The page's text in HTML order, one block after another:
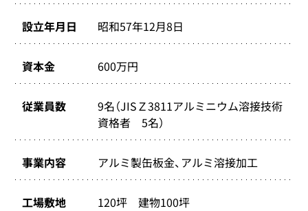
設立年月日 昭和57年12月8日
資本金 600万円
従業員数
9名（JISＺ3811アルミニウム溶接技術
資格者 5名）
事業内容 アルミ製缶板金、アルミ溶接加工
工場敷地 120坪 建物100坪